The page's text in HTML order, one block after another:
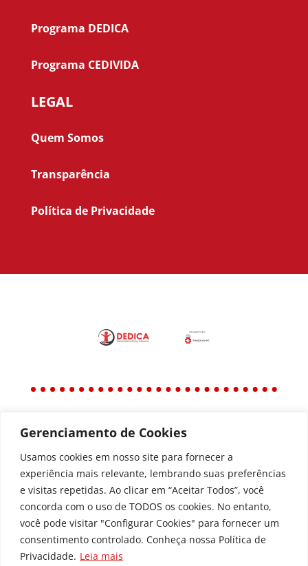
Gerenciamento de Cookies
Usamos cookies em nosso site para fornecer a
experiência mais relevante, lembrando suas preferências
e visitas repetidas. Ao clicar em “Aceitar Todos”, você
concorda com o uso de TODOS os cookies. No entanto,
você pode visitar "Configurar Cookies" para fornecer um
consentimento controlado. Conheça nossa Política de
Privacidade. Leia mais
Programa DEDICA
Programa CEDIVIDA
LEGAL
Quem Somos
Transparência
Política de Privacidade
Política
Política de Privacidade
Política de Acessibilidade
Todos os Direitos Reservados © | Associação dos
Amigos do Hospital de Clínicas ®